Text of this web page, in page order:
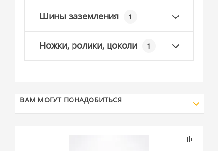
Шины заземления 1
Ножки, ролики, цоколи 1
ВАМ МОГУТ ПОНАДОБИТЬСЯ